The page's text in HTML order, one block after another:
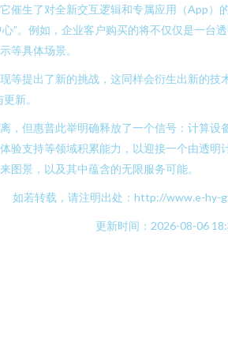
催生了对全新交互逻辑和专属应用（App
”。例如，企业客户购买的将不仅仅是一
等具体场景。
等提出了新的挑战，这同样会衍生出新的
新。
，但惠普此举明确释放了一个信号：计算
验支持等领域积累能力，以迎接一个由透
图景，以及其中蕴含的无限服务可能。
如若转载，请注明出处：http://www.e-hy-
更新时间：2026-08-06